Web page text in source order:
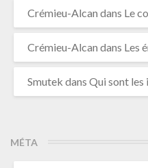
Crémieu-Alcan dans Le
Crémieu-Alcan dans Les
Smutek dans Qui sont les
MÉTA